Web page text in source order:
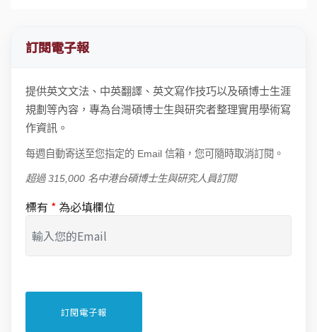
訂閱電子報
提供英文文法、中英翻譯、英文寫作技巧以及碩博士生涯
規劃等內容，專為台灣碩博士生與研究者整理實用學術寫
作資訊。
每週自動寄送至您指定的 Email 信箱，您可隨時取消訂閱。
超過 315,000 名中港台碩博士生與研究人員訂閱
標有 * 為必填欄位